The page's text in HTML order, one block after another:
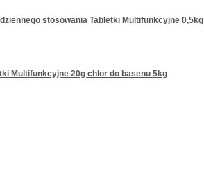
stosowania Tabletki Multifunkcyjne 0,5kg
Multifunkcyjne 20g chlor do basenu 5kg